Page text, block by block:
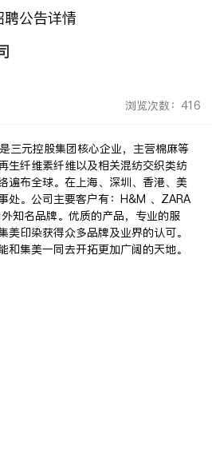
聘公告详情
浏览次数：416
三元控股集团核心企业，主营棉麻等
生纤维素纤维以及相关混纺交织类纺
遍布全球。在上海、深圳、香港、美
处。公司主要客户有：H&M 、ZARA
知名品牌。优质的产品，专业的服
美印染获得众多品牌及业界的认可。
和集美一同去开拓更加广阔的天地。